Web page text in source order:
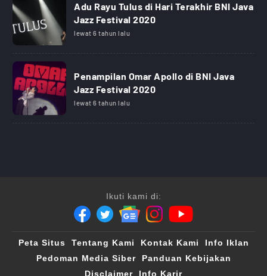
Adu Rayu Tulus di Hari Terakhir BNI Java
Jazz Festival 2020
lewat 6 tahun lalu
Penampilan Omar Apollo di BNI Java
Jazz Festival 2020
lewat 6 tahun lalu
Ikuti kami di:
Peta Situs Tentang Kami Kontak Kami
Info Iklan
Pedoman Media Siber
Panduan Kebijakan
Disclaimer
Info Karir